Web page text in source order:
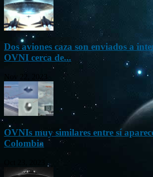
Dos aviones caza son enviados a
OVNI cerca de...
OVNIs muy similares entre sí
Colombia